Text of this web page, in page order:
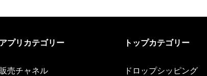
アプリカテゴリー
販売チャネル
トップカテゴリー
ドロップシッピング